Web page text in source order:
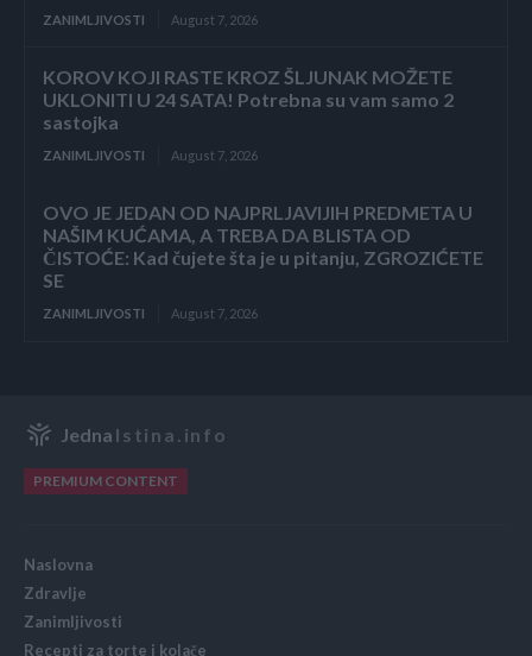
ZANIMLJIVOSTI August 7, 2026
KOROV KOJI RASTE KROZ ŠLJUNAK MOŽETE
UKLONITI U 24 SATA! Potrebna su vam samo 2
sastojka
ZANIMLJIVOSTI August 7, 2026
OVO JE JEDAN OD NAJPRLJAVIJIH PREDMETA U
NAŠIM KUĆAMA, A TREBA DA BLISTA OD
ČISTOĆE: Kad čujete šta je u pitanju, ZGROZIĆETE
SE
ZANIMLJIVOSTI August 7, 2026
Jedna Istina.info
PREMIUM CONTENT
Naslovna
Zdravlje
Zanimljivosti
Recepti za torte i kolače